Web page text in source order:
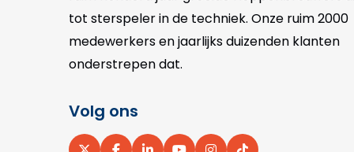
tot sterspeler in de techniek. Onze ruim 2000
medewerkers en jaarlijks duizenden klanten
onderstrepen dat.
Volg ons